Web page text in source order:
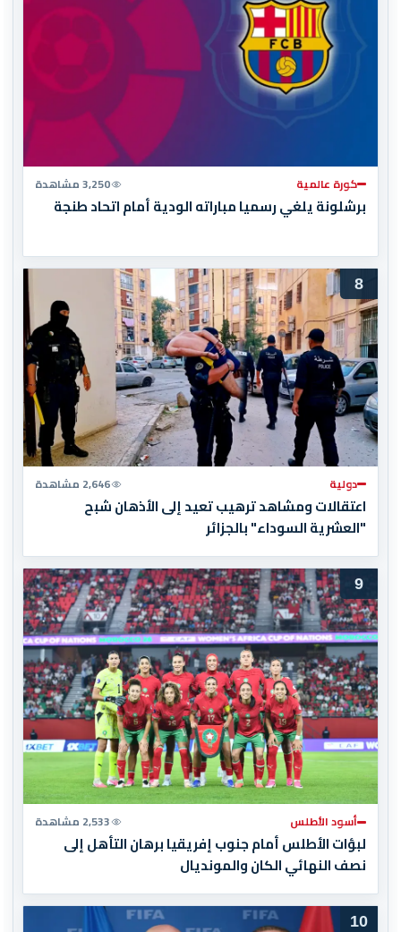
كورة عالمية 3,250 مشاهدة
برشلونة يلغي رسميا مباراته الودية أمام اتحاد طنجة
8
دولية 2,646 مشاهدة
اعتقالات ومشاهد ترهيب تعيد إلى الأذهان شبح
"العشرية السوداء" بالجزائر
9
أسود الأطلس 2,533 مشاهدة
لبؤات الأطلس أمام جنوب إفريقيا برهان التأهل إلى
نصف النهائي الكان والمونديال
10